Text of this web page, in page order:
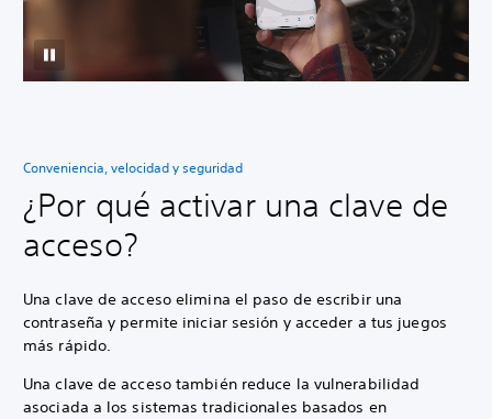
Conveniencia, velocidad y seguridad
¿Por qué activar una clave de
acceso?
Una clave de acceso elimina el paso de escribir una
contraseña y permite iniciar sesión y acceder a tus juegos
más rápido.
Una clave de acceso también reduce la vulnerabilidad
asociada a los sistemas tradicionales basados en